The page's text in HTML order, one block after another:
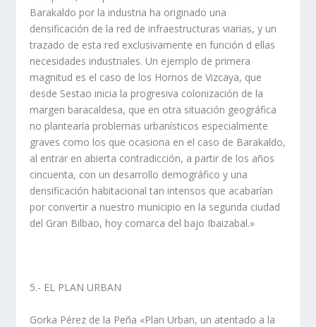
Barakaldo por la industria ha originado una
densificación de la red de infraestructuras viarias, y un
trazado de esta red exclusivamente en función d ellas
necesidades industriales. Un ejemplo de primera
magnitud es el caso de los Hornos de Vizcaya, que
desde Sestao inicia la progresiva colonización de la
margen baracaldesa, que en otra situación geográfica
no plantearí­a problemas urbaní­sticos especialmente
graves como los que ocasiona en el caso de Barakaldo,
al entrar en abierta contradicción, a partir de los años
cincuenta, con un desarrollo demográfico y una
densificación habitacional tan intensos que acabarí­an
por convertir a nuestro municipio en la segunda ciudad
del Gran Bilbao, hoy comarca del bajo Ibaizabal.»
5.- EL PLAN URBAN
Gorka Pérez de la Peña «Plan Urban, un atentado a la